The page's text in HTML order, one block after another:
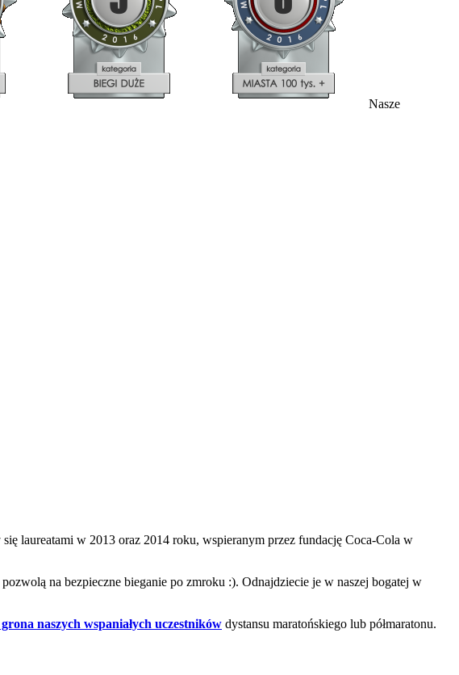
Nasze
się laureatami w 2013 oraz 2014 roku, wspieranym przez fundację Coca-Cola w
na bezpieczne bieganie po zmroku :). Odnajdziecie je w naszej bogatej w
naszych wspaniałych uczestników dystansu maratońskiego lub półmaratonu.